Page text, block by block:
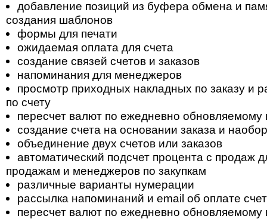
добавление позиций из буфера обмена и
создания шаблонов
формы для печати
ожидаемая оплата для счета
создание связей счетов и заказов
напоминания для менеджеров
просмотр приходных накладных по заказу и
по счету
пересчет валют по ежедневно обновляемому
создание счета на основании заказа и
объединение двух счетов или заказов
автоматический подсчет процента с продаж
продажам и менеджеров по закупкам
различные варианты нумерации
рассылка напоминаний и email об оплате
пересчет валют по ежедневно обновляемому